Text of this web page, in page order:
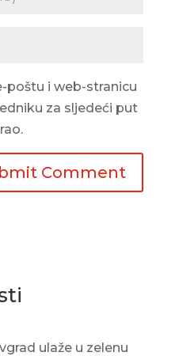
poštu i web-stranicu
za sljedeći put
ulaže u zelenu